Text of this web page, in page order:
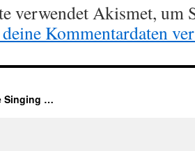
verwendet Akismet, um
Kommentardaten
Singing …